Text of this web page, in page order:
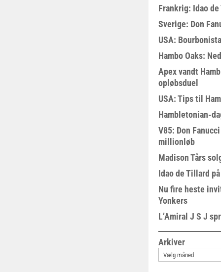
Frankrig: Idao
Sverige: Don
USA:
Hambo Oaks:
Apex vandt
opløbsduel
USA: Tips til
Hambletonian-
V85: Don
millionløb
Madison Tårs
Idao de Tillard
Nu fire heste
Yonkers
L’Amiral J S J
Arkiver